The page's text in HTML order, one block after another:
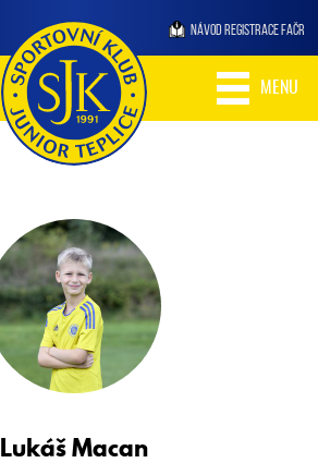
NÁVOD REGISTRACE FAČR
MENU
LukášMacan